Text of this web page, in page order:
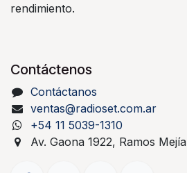
rendimiento.
Contáctenos
Contáctanos
ventas@radioset.com.ar
+54 11 5039-1310
Av. Gaona 1922, Ramos Mejía